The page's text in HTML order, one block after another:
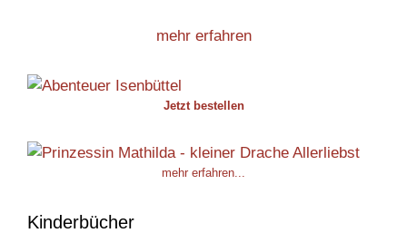
mehr erfahren
Jetzt bestellen
mehr erfahren...
Kinderbücher